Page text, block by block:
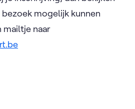
bezoek mogelijk kunnen
mailtje naar